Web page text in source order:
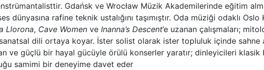
Gdańsk ve Wrocław Müzik Akademilerinde eğitim
dünyasına rafine teknik ustalığını taşımıştır. Oda müziği odaklı
Llorona, Cave Women ve Inanna’s Descent’e uzanan çalışmaları;
dili ortaya koyar. İster solist olarak ister topluluk içinde sahne
ve güçlü bir hayal gücüyle örülü konserler yaratır; dinleyicileri klasik
samimi bir deneyime davet eder